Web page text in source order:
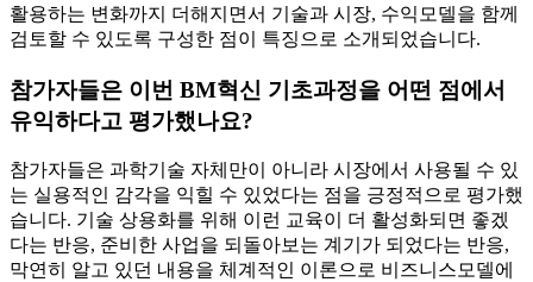
활용하는 변화까지 더해지면서 기술과 시장, 수익모델을 함께
검토할 수 있도록 구성한 점이 특징으로 소개되었습니다.
참가자들은 이번 BM혁신 기초과정을 어떤 점에서
유익하다고 평가했나요?
참가자들은 과학기술 자체만이 아니라 시장에서 사용될 수 있
는 실용적인 감각을 익힐 수 있었다는 점을 긍정적으로 평가했
습니다. 기술 상용화를 위해 이런 교육이 더 활성화되면 좋겠
다는 반응, 준비한 사업을 되돌아보는 계기가 되었다는 반응,
막연히 알고 있던 내용을 체계적인 이론으로 비즈니스모델에